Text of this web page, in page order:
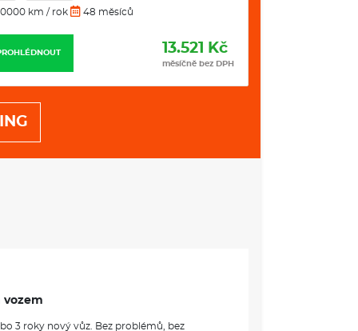
km / rok 48 měsíců
13.521 Kč
měsíčně bez DPH
vozem
3 roky nový vůz. Bez problémů, bez